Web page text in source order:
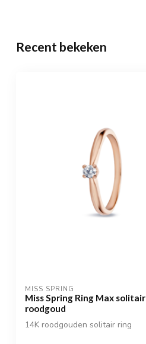
Recent bekeken
MISS SPRING
Miss Spring Ring Max solitair
roodgoud
14K roodgouden solitair ring